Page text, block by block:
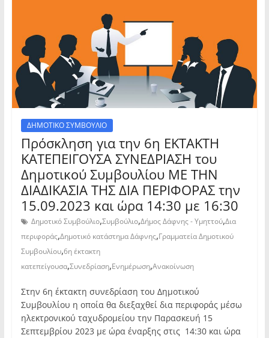
ΔΗΜΟΤΙΚΟ ΣΥΜΒΟΥΛΙΟ
Πρόσκληση για την 6η ΕΚΤΑΚΤΗ
ΚΑΤΕΠΕΙΓΟΥΣΑ ΣΥΝΕΔΡΙΑΣΗ του
Δημοτικού Συμβουλίου ΜΕ ΤΗΝ
ΔΙΑΔΙΚΑΣΙΑ ΤΗΣ ΔΙΑ ΠΕΡΙΦΟΡΑΣ την
15.09.2023 και ώρα 14:30 με 16:30
Δημοτικό Συμβούλιο,Συμβούλιο,Δήμος Δάφνης - Υμηττού,Δια
περιφοράς,Δημοτικό κατάστημα Δάφνης,Γραμματεία Δημοτικού
Συμβουλίου,6η έκτακτη
κατεπείγουσα,Συνεδρίαση,Ενημέρωση,Ανακοίνωση
Στην 6η έκτακτη συνεδρίαση του Δημοτικού
Συμβουλίου η οποία θα διεξαχθεί δια περιφοράς μέσω
ηλεκτρονικού ταχυδρομείου την Παρασκευή 15
Σεπτεμβρίου 2023 με ώρα έναρξης στις 14:30 και ώρα